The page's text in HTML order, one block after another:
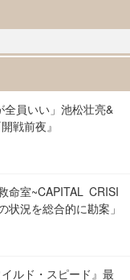
全員いい」池松壮亮&
戦前夜』
命室~CAPITAL CRISI
状況を総合的に勘案」
ルド・スピード』最